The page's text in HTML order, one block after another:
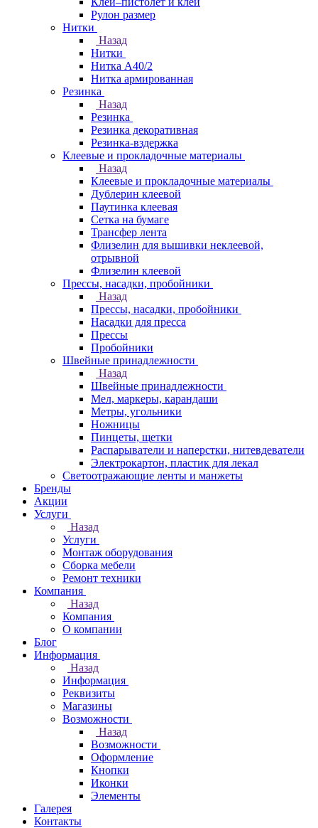
Рулон размер
Нитки
Назад
Нитки
Нитка А40/2
Нитка армированная
Резинка
Назад
Резинка
Резинка декоративная
Резинка-вздержка
Клеевые и прокладочные материалы
Назад
Клеевые и прокладочные материалы
Дублерин клеевой
Паутинка клеевая
Сетка на бумаге
Трансфер лента
Флизелин для вышивки неклеевой,
отрывной
Флизелин клеевой
Прессы, насадки, пробойники
Назад
Прессы, насадки, пробойники
Насадки для пресса
Прессы
Пробойники
Швейные принадлежности
Назад
Швейные принадлежности
Мел, маркеры, карандаши
Метры, угольники
Ножницы
Пинцеты, щетки
Распарыватели и наперстки, нитевдеватели
Электрокартон, пластик для лекал
Светоотражающие ленты и манжеты
Бренды
Акции
Услуги
Назад
Услуги
Монтаж оборудования
Сборка мебели
Ремонт техники
Компания
Назад
Компания
О компании
Блог
Информация
Назад
Информация
Реквизиты
Магазины
Возможности
Назад
Возможности
Оформление
Кнопки
Иконки
Элементы
Галерея
Контакты